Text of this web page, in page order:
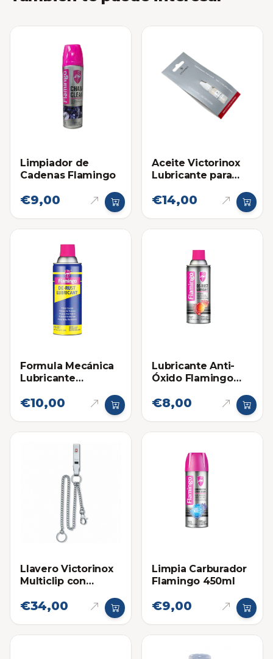
Limpiador de
Cadenas Flamingo
€9,00
Aceite Victorinox
Lubricante para
€14,00
Formula Mecánica
Lubricante
€10,00
Lubricante Anti-
Óxido Flamingo
€8,00
Llavero Victorinox
Multiclip con
€34,00
Limpia Carburador
Flamingo 450ml
€9,00